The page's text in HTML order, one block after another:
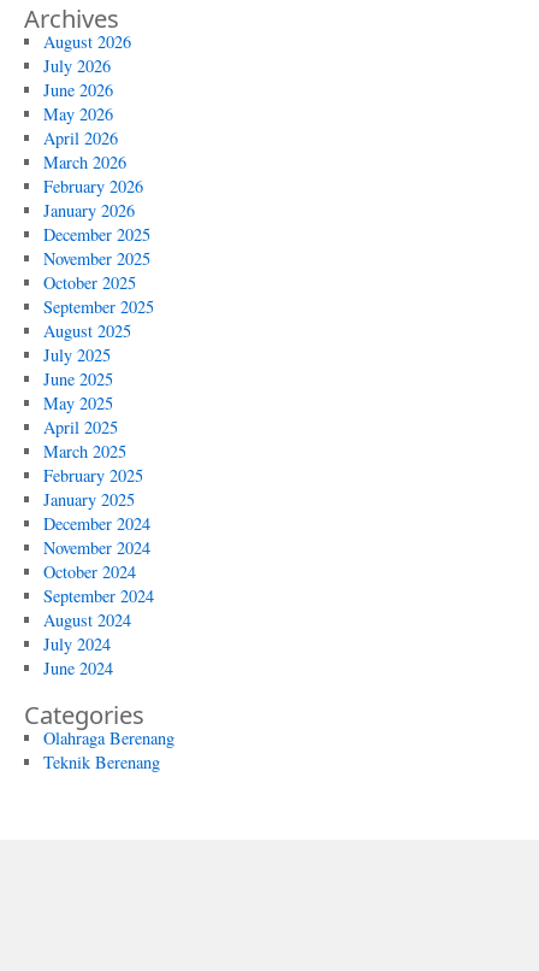
Archives
August 2026
July 2026
June 2026
May 2026
April 2026
March 2026
February 2026
January 2026
December 2025
November 2025
October 2025
September 2025
August 2025
July 2025
June 2025
May 2025
April 2025
March 2025
February 2025
January 2025
December 2024
November 2024
October 2024
September 2024
August 2024
July 2024
June 2024
Categories
Olahraga Berenang
Teknik Berenang